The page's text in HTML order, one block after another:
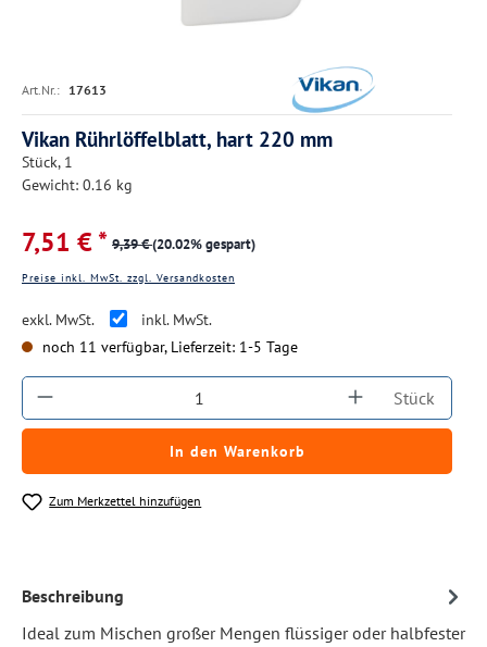
Art.Nr.: 17613
Vikan Rührlöffelblatt, hart 220 mm
Stück, 1
Gewicht: 0.16 kg
7,51 € * 9,39 €(20.02% gespart)
Preise inkl. MwSt. zzgl. Versandkosten
exkl. MwSt.
inkl. MwSt.
noch 11 verfügbar, Lieferzeit: 1-5 Tage
Produkt Anzahl: Gib den gewünschten
Stück
In den Warenkorb
Zum Merkzettel hinzufügen
Beschreibung
Ideal zum Mischen großer Mengen flüssiger oder halbfester